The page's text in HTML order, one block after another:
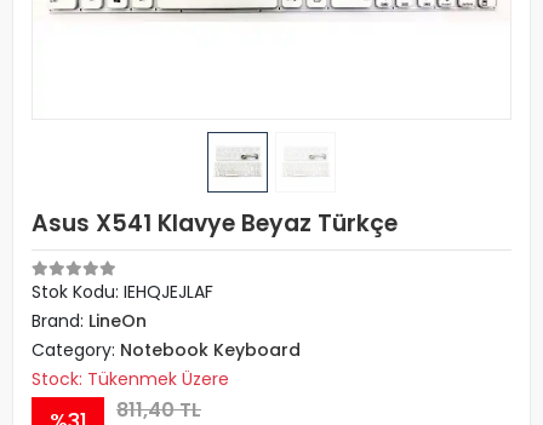
Asus X541 Klavye Beyaz Türkçe
Stok Kodu: IEHQJEJLAF
Brand: LineOn
Category: Notebook Keyboard
Stock: Tükenmek Üzere
811,40 TL